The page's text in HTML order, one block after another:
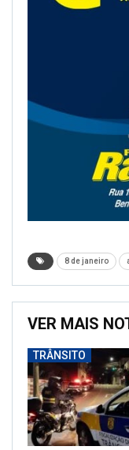
8 de janeiro
VER MAIS
TRÂNSITO